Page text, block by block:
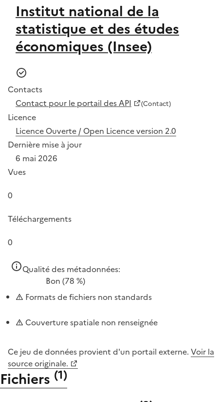
Institut national de la
statistique et des études
économiques (Insee)
Contacts
Contact pour le portail des API
(Contact)
Licence
Licence Ouverte / Open Licence version 2.0
Dernière mise à jour
6 mai 2026
Vues
0
Téléchargements
0
Qualité des métadonnées:
Bon (78 %)
Formats de fichiers non standards
Couverture spatiale non renseignée
Ce jeu de données provient d'un portail externe. Voir la
source originale.
Fichiers (1)